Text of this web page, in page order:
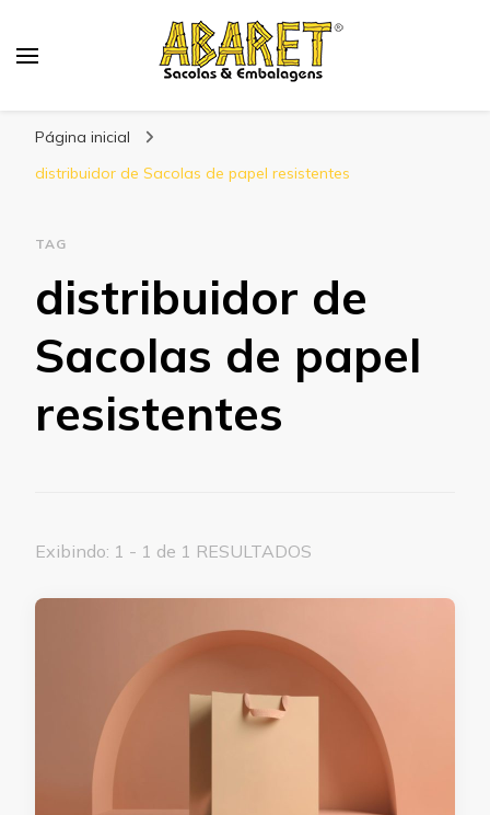
Página inicial
distribuidor de Sacolas de papel resistentes
TAG
distribuidor de
Sacolas de papel
resistentes
Exibindo: 1 - 1 de 1 RESULTADOS